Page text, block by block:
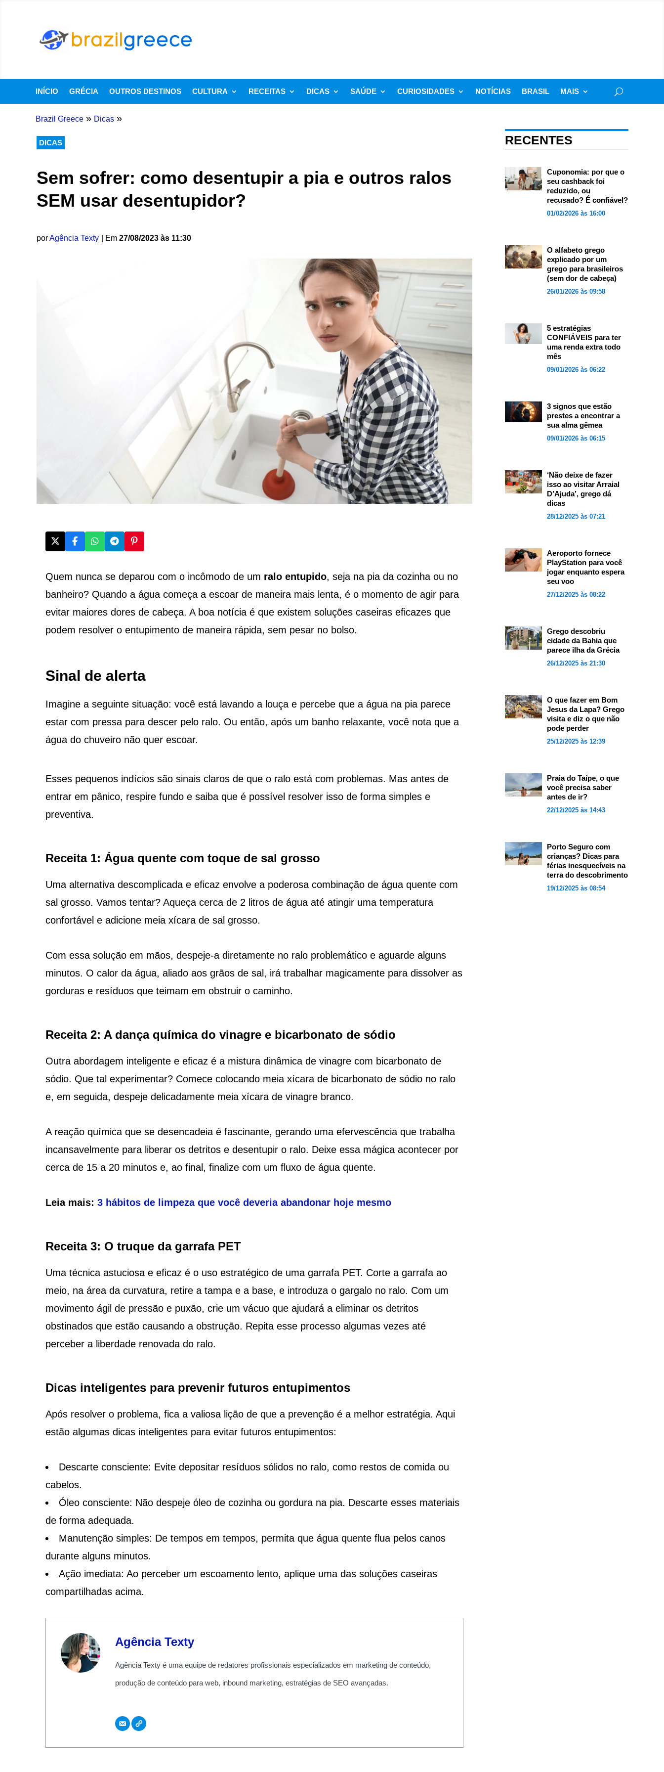
INÍCIO GRÉCIA OUTROS DESTINOS CULTURA RECEITAS DICAS SAÚDE CURIOSIDADES NOTÍCIAS BRASIL MAIS
Brazil Greece » Dicas »
DICAS
Sem sofrer: como desentupir a pia e outros ralos
SEM usar desentupidor?
porAgência Texty | Em 27/08/2023 às 11:30
Quem nunca se deparou com o incômodo de um ralo entupido, seja na pia da cozinha ou no
banheiro? Quando a água começa a escoar de maneira mais lenta, é o momento de agir para
evitar maiores dores de cabeça. A boa notícia é que existem soluções caseiras eficazes que
podem resolver o entupimento de maneira rápida, sem pesar no bolso.
Sinal de alerta
Imagine a seguinte situação: você está lavando a louça e percebe que a água na pia parece
estar com pressa para descer pelo ralo. Ou então, após um banho relaxante, você nota que a
água do chuveiro não quer escoar.
Esses pequenos indícios são sinais claros de que o ralo está com problemas. Mas antes de
entrar em pânico, respire fundo e saiba que é possível resolver isso de forma simples e
preventiva.
Receita 1: Água quente com toque de sal grosso
Uma alternativa descomplicada e eficaz envolve a poderosa combinação de água quente com
sal grosso. Vamos tentar? Aqueça cerca de 2 litros de água até atingir uma temperatura
confortável e adicione meia xícara de sal grosso.
Com essa solução em mãos, despeje-a diretamente no ralo problemático e aguarde alguns
minutos. O calor da água, aliado aos grãos de sal, irá trabalhar magicamente para dissolver as
gorduras e resíduos que teimam em obstruir o caminho.
Receita 2: A dança química do vinagre e bicarbonato de sódio
Outra abordagem inteligente e eficaz é a mistura dinâmica de vinagre com bicarbonato de
sódio. Que tal experimentar? Comece colocando meia xícara de bicarbonato de sódio no ralo
e, em seguida, despeje delicadamente meia xícara de vinagre branco.
A reação química que se desencadeia é fascinante, gerando uma efervescência que trabalha
incansavelmente para liberar os detritos e desentupir o ralo. Deixe essa mágica acontecer por
cerca de 15 a 20 minutos e, ao final, finalize com um fluxo de água quente.
Leia mais: 3 hábitos de limpeza que você deveria abandonar hoje mesmo
Receita 3: O truque da garrafa PET
Uma técnica astuciosa e eficaz é o uso estratégico de uma garrafa PET. Corte a garrafa ao
meio, na área da curvatura, retire a tampa e a base, e introduza o gargalo no ralo. Com um
movimento ágil de pressão e puxão, crie um vácuo que ajudará a eliminar os detritos
obstinados que estão causando a obstrução. Repita esse processo algumas vezes até
perceber a liberdade renovada do ralo.
Dicas inteligentes para prevenir futuros entupimentos
Após resolver o problema, fica a valiosa lição de que a prevenção é a melhor estratégia. Aqui
estão algumas dicas inteligentes para evitar futuros entupimentos:
Descarte consciente: Evite depositar resíduos sólidos no ralo, como restos de comida ou
cabelos.
Óleo consciente: Não despeje óleo de cozinha ou gordura na pia. Descarte esses materiais
de forma adequada.
Manutenção simples: De tempos em tempos, permita que água quente flua pelos canos
durante alguns minutos.
Ação imediata: Ao perceber um escoamento lento, aplique uma das soluções caseiras
compartilhadas acima.
Agência Texty
Agência Texty é uma equipe de redatores profissionais especializados em marketing de conteúdo,
produção de conteúdo para web, inbound marketing, estratégias de SEO avançadas.
RECENTES
Cuponomia: por que o
seu cashback foi
reduzido, ou
recusado? É confiável?
01/02/2026 às 16:00
O alfabeto grego
explicado por um
grego para brasileiros
(sem dor de cabeça)
26/01/2026 às 09:58
5 estratégias
CONFIÁVEIS para ter
uma renda extra todo
mês
09/01/2026 às 06:22
3 signos que estão
prestes a encontrar a
sua alma gêmea
09/01/2026 às 06:15
‘Não deixe de fazer
isso ao visitar Arraial
D’Ajuda’, grego dá
dicas
28/12/2025 às 07:21
Aeroporto fornece
PlayStation para você
jogar enquanto espera
seu voo
27/12/2025 às 08:22
Grego descobriu
cidade da Bahia que
parece ilha da Grécia
26/12/2025 às 21:30
O que fazer em Bom
Jesus da Lapa? Grego
visita e diz o que não
pode perder
25/12/2025 às 12:39
Praia do Taípe, o que
você precisa saber
antes de ir?
22/12/2025 às 14:43
Porto Seguro com
crianças? Dicas para
férias inesquecíveis na
terra do descobrimento
19/12/2025 às 08:54